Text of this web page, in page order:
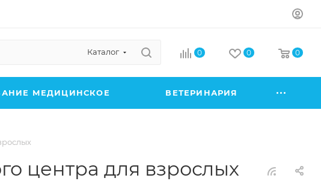
Каталог 0 0 0
МЕДИЦИНСКОЕ ВЕТЕРИНАРИЯ
центра для взрослых